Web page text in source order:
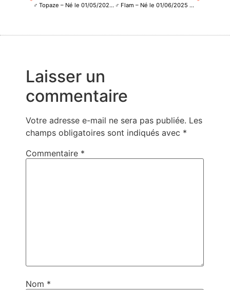
♂️ Topaze – Né le 01/05/2025 – Castré ♂️ Flam – Né le 01/06/2025 – Castré
Laisser un
commentaire
Votre adresse e-mail ne sera pas publiée. Les
champs obligatoires sont indiqués avec *
Commentaire *
Nom *